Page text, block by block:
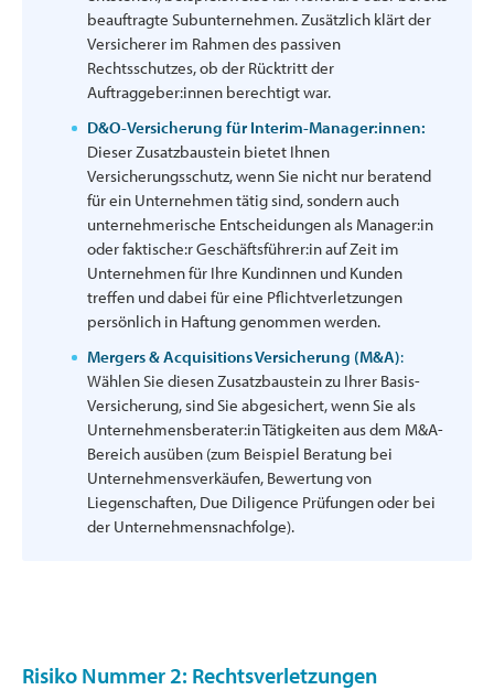
beauftragte Subunternehmen. Zusätzlich klärt der
Versicherer im Rahmen des passiven
Rechtsschutzes, ob der Rücktritt der
Auftraggeber:innen berechtigt war.
D&O-Versicherung für Interim-Manager:innen:
Dieser Zusatzbaustein bietet Ihnen
Versicherungsschutz, wenn Sie nicht nur beratend
für ein Unternehmen tätig sind, sondern auch
unternehmerische Entscheidungen als Manager:in
oder faktische:r Geschäftsführer:in auf Zeit im
Unternehmen für Ihre Kundinnen und Kunden
treffen und dabei für eine Pflichtverletzungen
persönlich in Haftung genommen werden.
Mergers & Acquisitions Versicherung (M&A):
Wählen Sie diesen Zusatzbaustein zu Ihrer Basis-
Versicherung, sind Sie abgesichert, wenn Sie als
Unternehmensberater:in Tätigkeiten aus dem M&A-
Bereich ausüben (zum Beispiel Beratung bei
Unternehmensverkäufen, Bewertung von
Liegenschaften, Due Diligence Prüfungen oder bei
der Unternehmensnachfolge).
Risiko Nummer 2: Rechtsverletzungen